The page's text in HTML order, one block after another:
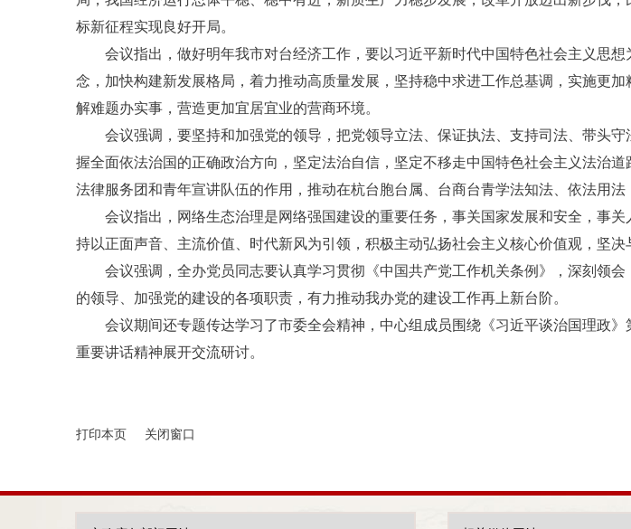
标新征程实现良好开局。
会议指出，做好明年我市对台经济工作，要以习近平新时代中国特色社会主义思
念，加快构建新发展格局，着力推动高质量发展，坚持稳中求进工作总基调，实施更
解难题办实事，营造更加宜居宜业的营商环境。
会议强调，要坚持和加强党的领导，把党领导立法、保证执法、支持司法、带头
握全面依法治国的正确政治方向，坚定法治自信，坚定不移走中国特色社会主义法治
法律服务团和青年宣讲队伍的作用，推动在杭台胞台属、台商台青学法知法、依法用法
会议指出，网络生态治理是网络强国建设的重要任务，事关国家发展和安全，事
持以正面声音、主流价值、时代新风为引领，积极主动弘扬社会主义核心价值观，坚
会议强调，全办党员同志要认真学习贯彻《中国共产党工作机关条例》，深刻领
的领导、加强党的建设的各项职责，有力推动我办党的建设工作再上新台阶。
会议期间还专题传达学习了市委全会精神，中心组成员围绕《习近平谈治国理政
重要讲话精神展开交流研讨。
打印本页 关闭窗口